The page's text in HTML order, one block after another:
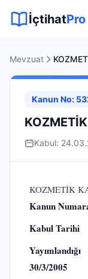
İçtihatPro
Mevzuat
Kanun No:
Kabul:
KOZMETİK
Kanun
Kabul
30/3/2005